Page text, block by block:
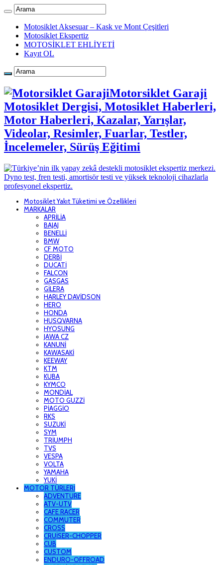
Motosiklet Aksesuar – Kask ve Mont Çeşitleri
Motosiklet Ekspertiz
MOTOSİKLET EHLİYETİ
Kayıt OL
Motorsiklet Garaji
Motosiklet Dergisi, Motosiklet Haberleri,
Motor Haberleri, Kazalar, Yarışlar,
Videolar, Resimler, Fuarlar, Testler,
İncelemeler, Sürüş Eğitimi
Motosiklet Yakıt Tüketimi ve Özellikleri
MARKALAR
APRİLİA
BAJAJ
BENELLİ
BMW
CF MOTO
DERBİ
DUCATİ
FALCON
GASGAS
GİLERA
HARLEY DAVİDSON
HERO
HONDA
HUSQVARNA
HYOSUNG
JAWA CZ
KANUNİ
KAWASAKİ
KEEWAY
KTM
KUBA
KYMCO
MONDİAL
MOTO GUZZİ
PİAGGİO
RKS
SUZUKİ
SYM
TRİUMPH
TVS
VESPA
VOLTA
YAMAHA
YUKİ
MOTOR TÜRLERİ
ADVENTURE
ATV-UTV
CAFE RACER
COMMUTER
CROSS
CRUİSER-CHOPPER
CUB
CUSTOM
ENDURO-OFFROAD